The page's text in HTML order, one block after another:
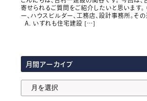
寄せられるご質問をご紹介したいと思います
ー、ハウスビルダー、工務店、設計事務所。そ
A. いずれも住宅建設 […]
月間アーカイブ